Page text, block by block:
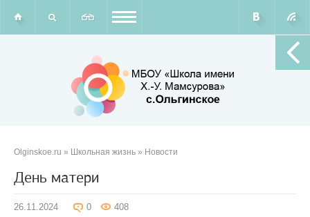
Olginskoe.ru » Школьная жизнь » Новости
День матери
26.11.2024 0 408